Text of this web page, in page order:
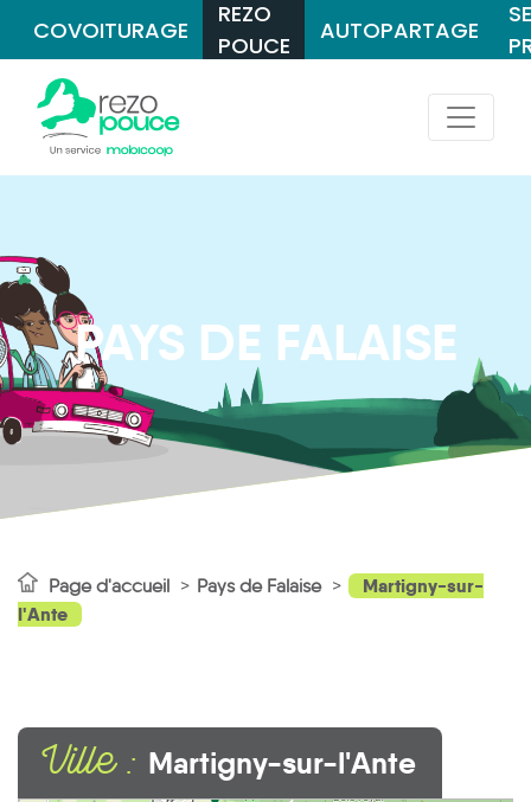
COVOITURAGE
REZO
POUCE
AUTOPARTAGE
PAYS DE FALAISE
Page d'accueil Pays de Falaise
Martigny-sur-
l'Ante
Ville : Martigny-sur-l'Ante